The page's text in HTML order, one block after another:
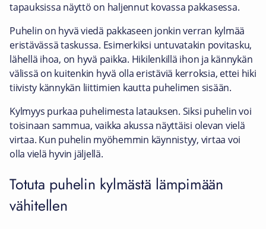
tapauksissa näyttö on haljennut kovassa pakkasessa.
Puhelin on hyvä viedä pakkaseen jonkin verran kylmää
eristävässä taskussa. Esimerkiksi untuvatakin povitasku,
lähellä ihoa, on hyvä paikka. Hikilenkillä ihon ja kännykän
välissä on kuitenkin hyvä olla eristäviä kerroksia, ettei hiki
tiivisty kännykän liittimien kautta puhelimen sisään.
Kylmyys purkaa puhelimesta latauksen. Siksi puhelin voi
toisinaan sammua, vaikka akussa näyttäisi olevan vielä
virtaa. Kun puhelin myöhemmin käynnistyy, virtaa voi
olla vielä hyvin jäljellä.
Totuta puhelin kylmästä lämpimään
vähitellen